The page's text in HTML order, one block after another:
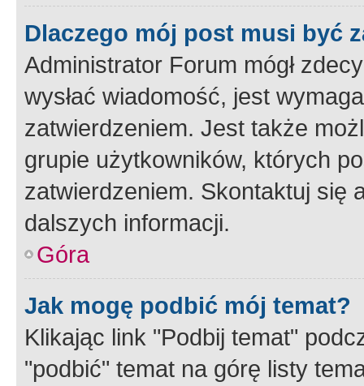
Dlaczego mój post musi być
Administrator Forum mógł
wysłać wiadomość, jest
zatwierdzeniem. Jest także
grupie użytkowników, których
zatwierdzeniem. Skontaktuj się
dalszych informacji.
Góra
Jak mogę podbić mój temat?
Klikając link "Podbij temat"
"podbić" temat na górę listy